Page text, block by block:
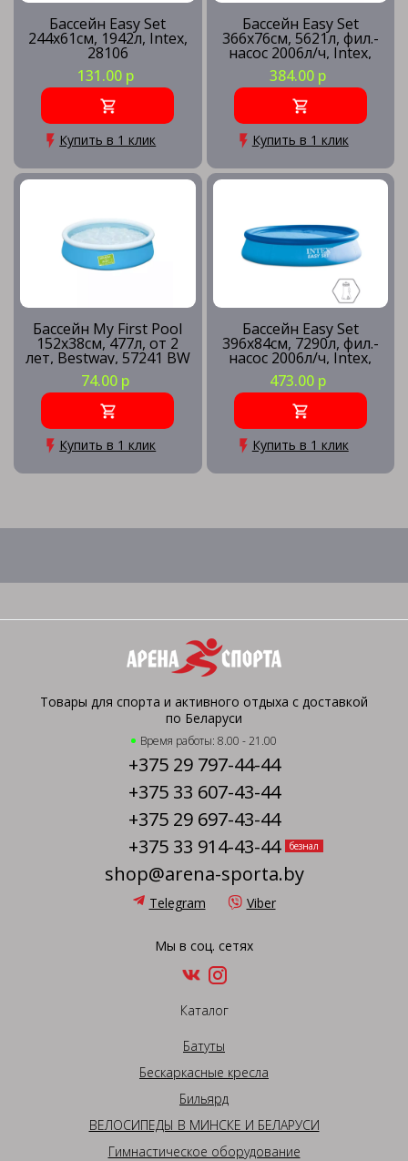
Бассейн Easy Set
244х61см, 1942л, Intex,
28106
131.00 р
Купить в 1 клик
Бассейн Easy Set
366х76см, 5621л, фил.-
насос 2006л/ч, Intex,
28132
384.00 р
Купить в 1 клик
Бассейн My First Pool
152х38см, 477л, от 2
лет, Bestway, 57241 BW
74.00 р
Купить в 1 клик
Бассейн Easy Set
396х84см, 7290л, фил.-
насос 2006л/ч, Intex,
28142
473.00 р
Купить в 1 клик
Товары для спорта и активного отдыха с доставкой
по Беларуси
Время работы: 8.00 - 21.00
+375 29 797-44-44
+375 33 607-43-44
+375 29 697-43-44
+375 33 914-43-44
безнал
shop@arena-sporta.by
Telegram Viber
Мы в соц. сетях
Каталог
Батуты
Бескаркасные кресла
Бильярд
ВЕЛОСИПЕДЫ В МИНСКЕ И БЕЛАРУСИ
Гимнастическое оборудование